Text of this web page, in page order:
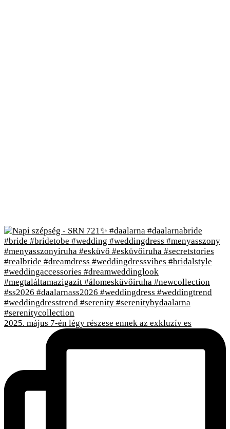
2025. május 7-én légy részese ennek az exkluzív es